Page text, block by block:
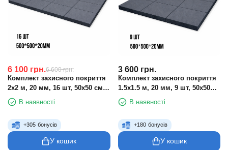
6 100 грн.6 600 грн.
Комплект захисного покриття
2х2 м, 20 мм, 16 шт, 50х50 см
під гантелі, штангу, тренажери
В наявності
+305 бонусів
У кошик
3 600 грн.
Комплект захисного покриття
1.5х1.5 м, 20 мм, 9 шт, 50х50
см під гантелі, штангу,
тренажери 1х1 м
В наявності
+180 бонусів
У кошик